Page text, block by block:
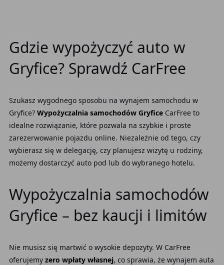
Gdzie wypożyczyć auto w
Gryfice? Sprawdź CarFree
Szukasz wygodnego sposobu na wynajem samochodu w
Gryfice? Wypożyczalnia samochodów GryficeCarFree to
idealne rozwiązanie, które pozwala na szybkie i proste
zarezerwowanie pojazdu online. Niezależnie od tego, czy
wybierasz się w delegację, czy planujesz wizytę u rodziny,
możemy dostarczyć auto pod lub do wybranego hotelu.
Wypożyczalnia samochodów
Gryfice – bez kaucji i limitów
Nie musisz się martwić o wysokie depozyty. W CarFree
oferujemy zero wpłaty własnej, co sprawia, że wynajem auta